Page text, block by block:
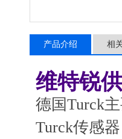
产品介绍 相
维特锐
德国Turck
Turck传感